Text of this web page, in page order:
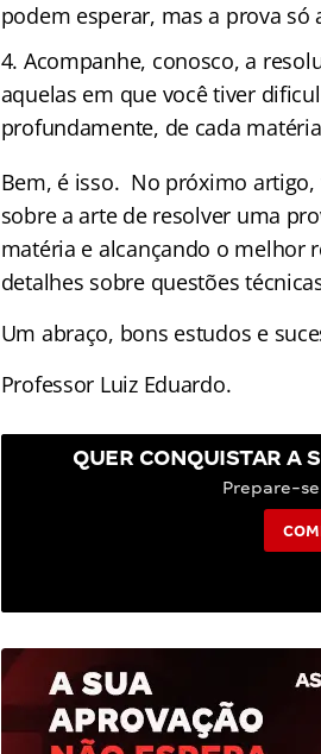
podem esperar, mas a prova só
Acompanhe, conosco, a
aquelas em que você tiver
profundamente, de cada
Bem, é isso. No próximo
sobre a arte de resolver uma
matéria e alcançando o melhor
detalhes sobre questões
Um abraço, bons estudos e
Professor Luiz Eduardo.
QUER CONQUISTAR A
Prepare-